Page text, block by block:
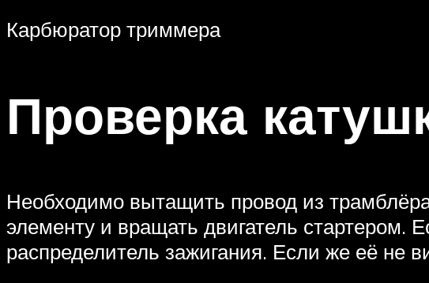
Карбюратор триммера
Проверка
Необходимо вытащить провод из
элементу и вращать двигатель стартером.
распределитель зажигания. Если же её не